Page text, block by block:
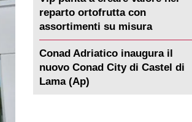
reparto ortofrutta con
assortimenti su misura
Conad Adriatico inaugura il
nuovo Conad City di Castel di
Lama (Ap)